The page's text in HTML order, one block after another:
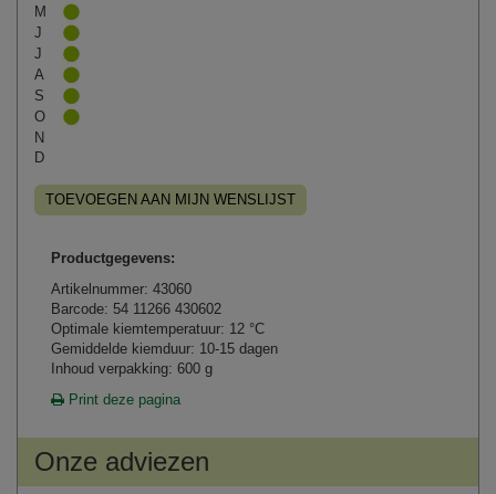
M
J
J
A
S
O
N
D
TOEVOEGEN AAN MIJN WENSLIJST
Productgegevens:
Artikelnummer: 43060
Barcode: 54 11266 430602
Optimale kiemtemperatuur: 12 °C
Gemiddelde kiemduur: 10-15 dagen
Inhoud verpakking: 600 g
Print deze pagina
Onze adviezen